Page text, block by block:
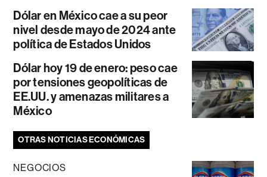
Dólar en México cae a su peor
nivel desde mayo de 2024 ante
política de Estados Unidos
Dólar hoy 19 de enero: peso cae
por tensiones geopolíticas de
EE.UU. y amenazas militares a
México
OTRAS NOTICIAS ECONÓMICAS
NEGOCIOS